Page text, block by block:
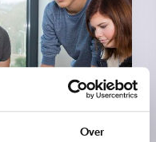
Over
voor